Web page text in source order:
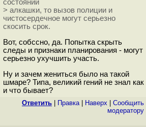
состоянии
> алкашки, то вызов полиции и
чистосердечное могут серьезно
скосить срок.
Вот, собссно, да. Попытка скрыть
следы и признаки планирования - могут
серьезно ухучшить участь.
Ну и зачем жениться было на такой
шмаре? Типа, великий гений не знал как
и что бывает?
Ответить Правка| Наверх
Cообщить
модератору